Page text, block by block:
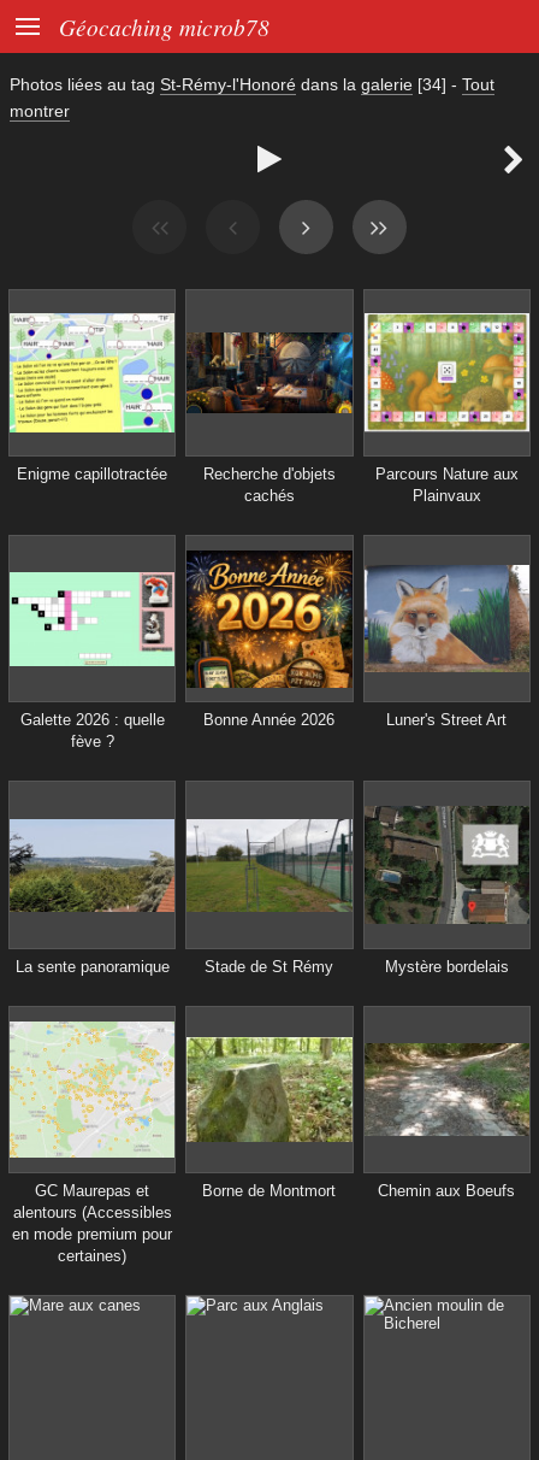
 Géocaching microb78
Photos liées au tag St-Rémy-l'Honoré dans la galerie [34] - Tout
montrer
 
Enigme capillotractée
Recherche d'objets
cachés
Parcours Nature aux
Plainvaux
Galette 2026 : quelle
fève ?
Bonne Année 2026 Luner's Street Art
La sente panoramique Stade de St Rémy Mystère bordelais
GC Maurepas et
alentours (Accessibles
en mode premium pour
certaines)
Borne de Montmort Chemin aux Boeufs